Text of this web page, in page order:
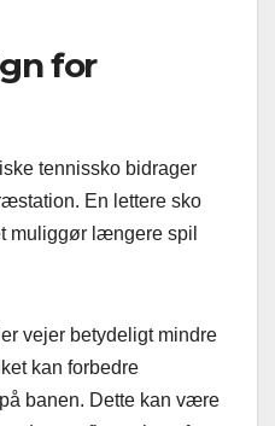
for
tennissko bidrager
En lettere sko
muliggør længere spil
vejer betydeligt mindre
kan forbedre
banen. Dette kan være